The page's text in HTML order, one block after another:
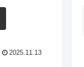
2025.11.13